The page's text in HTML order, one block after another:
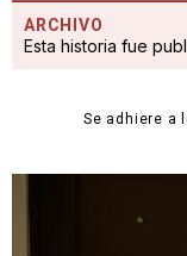
ARCHIVO
Esta historia fue
Se adhiere a